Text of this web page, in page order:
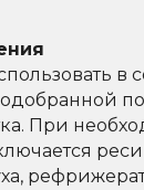
в
При